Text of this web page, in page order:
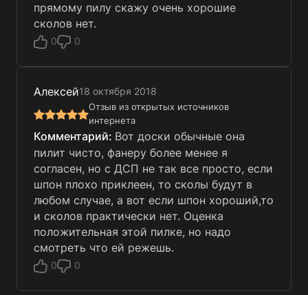
прямому пилу скажу очень хорошие
сколов нет.
0 0
Алексей18 октября 2018
Отзыв из открытых источников
интернета
Вот доски обычные она
пилит чисто, фанеру более менее я
согласен, но с ДСП не так все просто, если
шпон плохо приклеен, то сколы будут в
любом случае, а вот если шпон хороший,то
и сколов практически нет. Оценка
положительная этой пилке, но надо
смотреть что ей режешь.
0 0